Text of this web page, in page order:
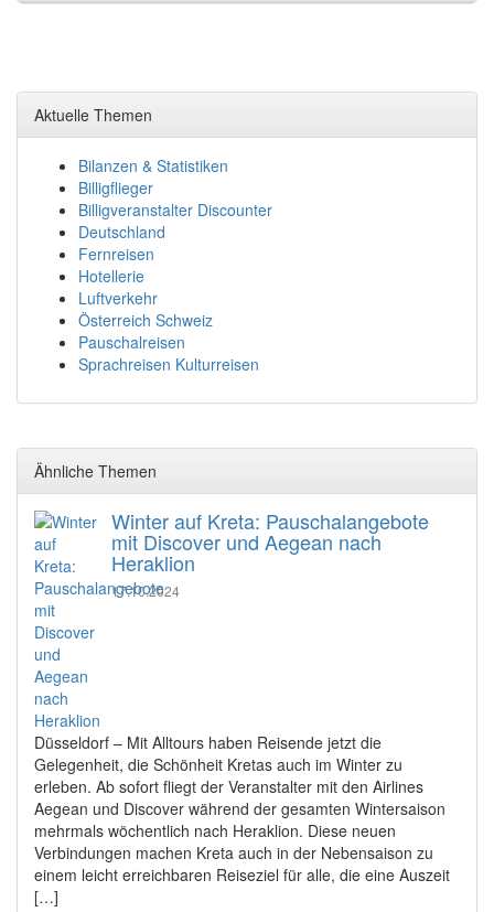
Aktuelle Themen
Bilanzen & Statistiken
Billigflieger
Billigveranstalter Discounter
Deutschland
Fernreisen
Hotellerie
Luftverkehr
Österreich Schweiz
Pauschalreisen
Sprachreisen Kulturreisen
Ähnliche Themen
Winter auf Kreta: Pauschalangebote
mit Discover und Aegean nach
Heraklion
17.10.2024
Düsseldorf – Mit Alltours haben Reisende jetzt die
Gelegenheit, die Schönheit Kretas auch im Winter zu
erleben. Ab sofort fliegt der Veranstalter mit den Airlines
Aegean und Discover während der gesamten Wintersaison
mehrmals wöchentlich nach Heraklion. Diese neuen
Verbindungen machen Kreta auch in der Nebensaison zu
einem leicht erreichbaren Reiseziel für alle, die eine Auszeit
[…]